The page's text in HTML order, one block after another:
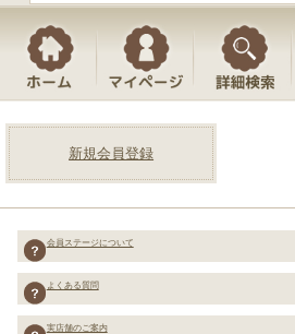
新規会員登録
会員ステージについて
よくある質問
実店舗のご案内